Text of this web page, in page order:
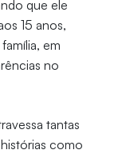
que ele
15 anos,
em
no
tantas
como